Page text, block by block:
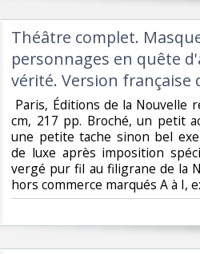
‎Théâtre complet.
personnages en quête
vérité. Version française
Paris, Éditions de la Nouvelle
cm, 217 pp. Broché, un petit
une petite tache sinon bel
de luxe après imposition
vergé pur fil au filigrane de la
hors commerce marqués A à I,